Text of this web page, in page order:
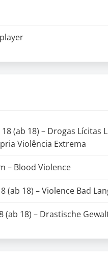
18 (ab 18) – Drogas Lícitas
Violência Extrema
– Blood Violence
(ab 18) – Violence Bad
(ab 18) – Drastische